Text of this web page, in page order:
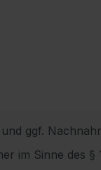
und ggf.
im Sinne des §